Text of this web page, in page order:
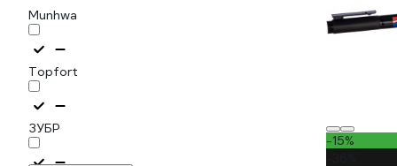
Munhwa
Topfort
ЗУБР
-15%